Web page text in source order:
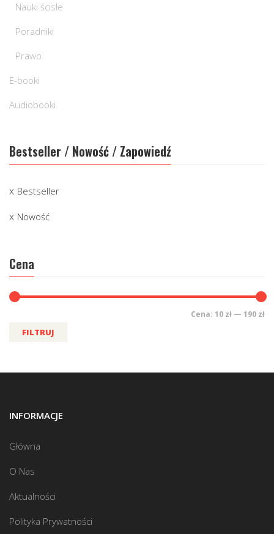
Nauki ścisłe
Poradniki
Prawo
E-booki
Audiobooki
Bestseller / Nowość / Zapowiedź
Bestseller
Nowość
Cena
FILTRUJ
Cena: 10 zł — 190 zł
INFORMACJE
Główna
O Nas
Aktualności
Polityka Prywatności